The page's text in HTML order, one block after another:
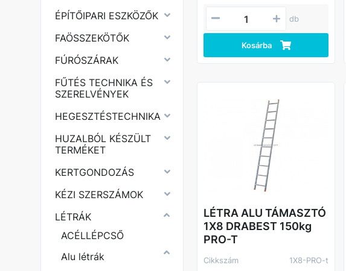
ÉPÍTŐIPARI ESZKÖZŐK
FAÖSSZEKÖTŐK
FÚRÓSZÁRAK
FŰTÉS TECHNIKA ÉS
SZERELVÉNYEK
HEGESZTÉSTECHNIKA
HUZALBÓL KÉSZÜLT
TERMÉKET
KERTGONDOZÁS
KÉZI SZERSZÁMOK
LÉTRÁK
ACÉLLÉPCSŐ
Alu létrák
db
Kosárba
LÉTRA ALU TÁMASZTÓ
1X8 DRABEST 150kg
PRO-T
Cikkszám 1X8-PRO-t